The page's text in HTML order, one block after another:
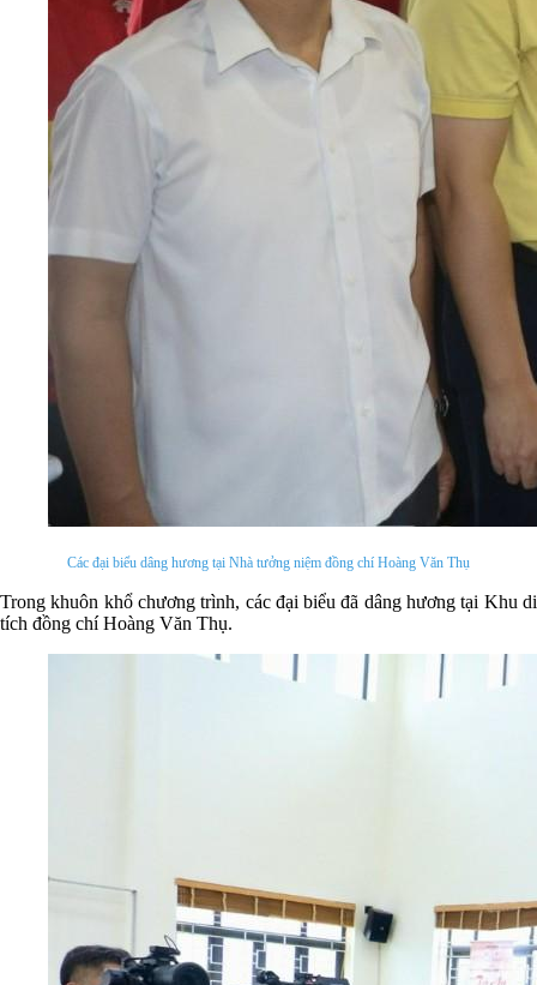
Các đại biểu dâng hương tại Nhà tưởng niệm đồng chí Hoàng Văn Thụ
Trong khuôn khổ chương trình, các đại biểu đã dâng hương tại Khu di
tích đồng chí Hoàng Văn Thụ.